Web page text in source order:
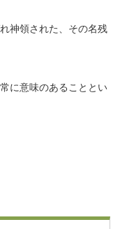
神領された、その名残
に意味のあることとい